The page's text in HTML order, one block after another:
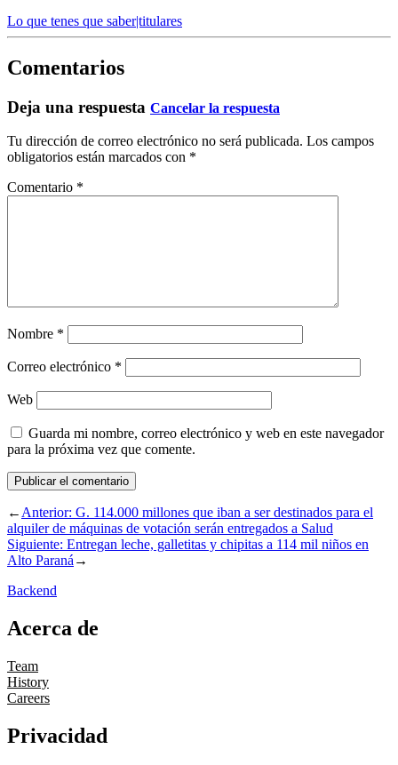
Lo que tenes que saber|titulares
Comentarios
Deja una respuesta Cancelar la respuesta
Tu dirección de correo electrónico no será publicada. Los campos
obligatorios están marcados con *
Comentario *
Nombre *
Correo electrónico *
Web
Guarda mi nombre, correo electrónico y web en este navegador
para la próxima vez que comente.
←Anterior: G. 114.000 millones que iban a ser destinados para el
alquiler de máquinas de votación serán entregados a Salud
Siguiente: Entregan leche, galletitas y chipitas a 114 mil niños en
Alto Paraná→
Backend
Acerca de
Team
History
Careers
Privacidad